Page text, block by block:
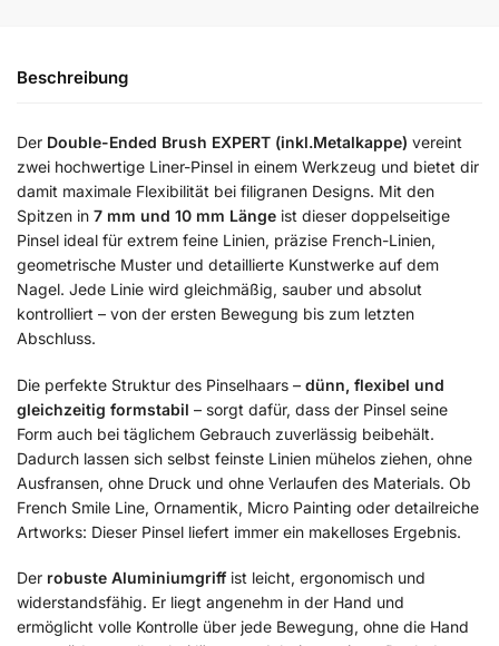
Beschreibung
Der Double-Ended Brush EXPERT (inkl.Metalkappe) vereint
zwei hochwertige Liner-Pinsel in einem Werkzeug und bietet dir
damit maximale Flexibilität bei filigranen Designs. Mit den
Spitzen in 7 mm und 10 mm Länge ist dieser doppelseitige
Pinsel ideal für extrem feine Linien, präzise French-Linien,
geometrische Muster und detaillierte Kunstwerke auf dem
Nagel. Jede Linie wird gleichmäßig, sauber und absolut
kontrolliert – von der ersten Bewegung bis zum letzten
Abschluss.
Die perfekte Struktur des Pinselhaars – dünn, flexibel und
gleichzeitig formstabil – sorgt dafür, dass der Pinsel seine
Form auch bei täglichem Gebrauch zuverlässig beibehält.
Dadurch lassen sich selbst feinste Linien mühelos ziehen, ohne
Ausfransen, ohne Druck und ohne Verlaufen des Materials. Ob
French Smile Line, Ornamentik, Micro Painting oder detailreiche
Artworks: Dieser Pinsel liefert immer ein makelloses Ergebnis.
Der robuste Aluminiumgriffist leicht, ergonomisch und
widerstandsfähig. Er liegt angenehm in der Hand und
ermöglicht volle Kontrolle über jede Bewegung, ohne die Hand